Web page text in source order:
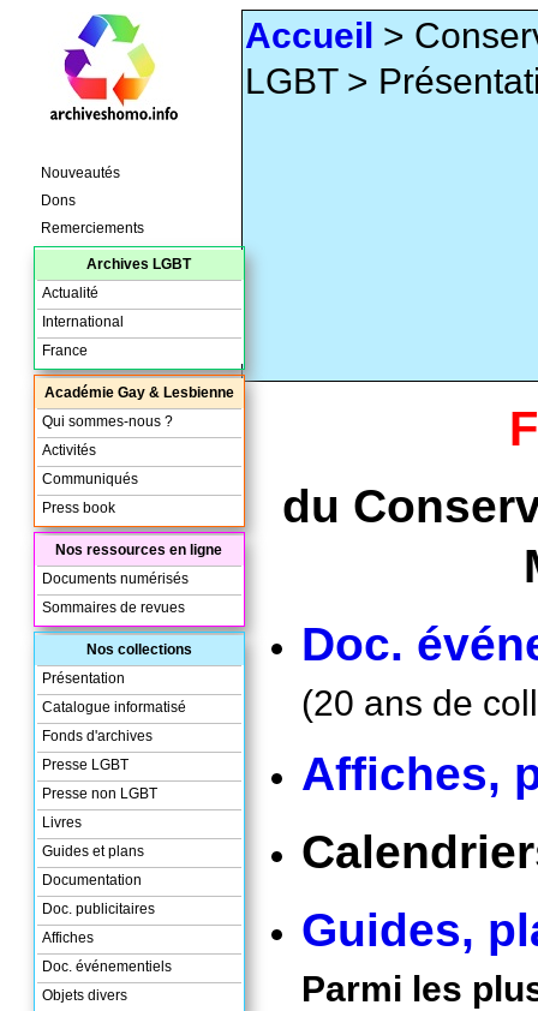
Accueil >
LGBT >
du
Doc.
(20 ans de
Affiches,
Guides,
Parmi les
Nouveautés
Dons
Remerciements
Archives LGBT
Actualité
International
France
Académie Gay & Lesbienne
Qui sommes-nous ?
Activités
Communiqués
Press book
Nos ressources en ligne
Documents numérisés
Sommaires de revues
Nos collections
Présentation
Catalogue informatisé
Fonds d'archives
Presse LGBT
Presse non LGBT
Livres
Guides et plans
Documentation
Doc. publicitaires
Affiches
Doc. événementiels
Objets divers